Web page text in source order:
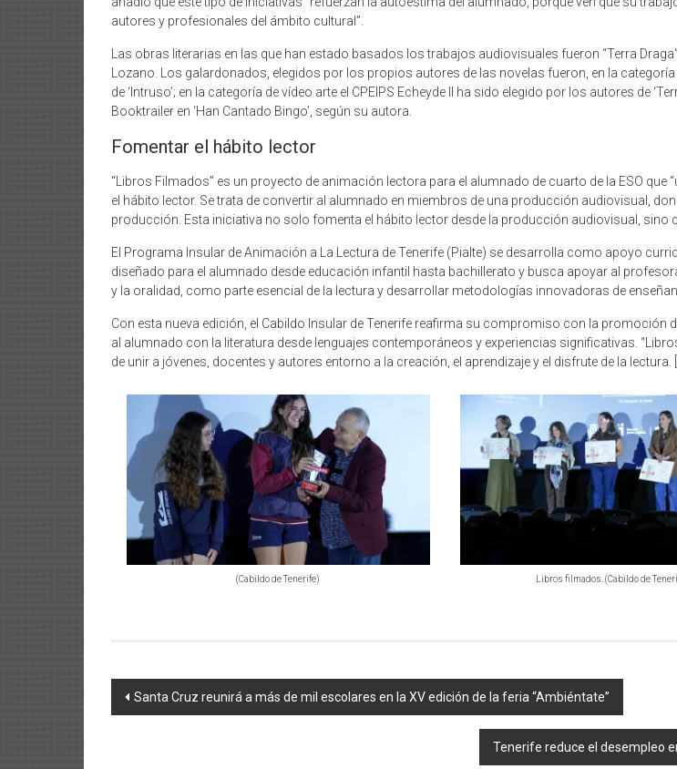
autores y profesionales del ámbito cultural”.
Las obras literarias en las que han estado basados los trabajos audiovisuales fueron “Terra
Lozano. Los galardonados, elegidos por los propios autores de las novelas fueron, en la
de ‘Intruso’; en la categoría de vídeo arte el CPEIPS Echeyde II ha sido elegido por los autores de
Booktrailer en ‘Han Cantado Bingo’, según su autora.
Fomentar el hábito lector
“Libros Filmados” es un proyecto de animación lectora para el alumnado de cuarto de la ESO
el hábito lector. Se trata de convertir al alumnado en miembros de una producción audiovisual,
producción. Esta iniciativa no solo fomenta el hábito lector desde la producción audiovisual, sino
El Programa Insular de Animación a La Lectura de Tenerife (Pialte) se desarrolla como apoyo
diseñado para el alumnado desde educación infantil hasta bachillerato y busca apoyar al
y la oralidad, como parte esencial de la lectura y desarrollar metodologías innovadoras de
Con esta nueva edición, el Cabildo Insular de Tenerife reafirma su compromiso con la
al alumnado con la literatura desde lenguajes contemporáneos y experiencias significativas.
de unir a jóvenes, docentes y autores entorno a la creación, el aprendizaje y el disfrute de la lectura.
(Cabildo de Tenerife) Libros filmados. (Cabildo de
Navegación
Santa Cruz reunirá a más de mil escolares en la XV edición de la feria “Ambiéntate”
Tenerife reduce el desempleo